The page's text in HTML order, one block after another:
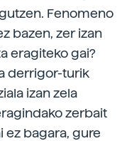
Fenomeno
bazen, zer izan
eragiteko gai?
derrigor-turik
izan zela
zerbait
ez bagara, gure